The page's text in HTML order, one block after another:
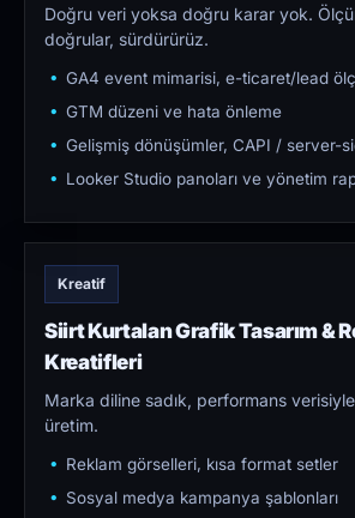
Doğru veri yoksa doğru karar yok.
doğrular, sürdürürüz.
GA4 event mimarisi, e-ticaret/lead
GTM düzeni ve hata önleme
Gelişmiş dönüşümler, CAPI / server-
Looker Studio panoları ve yönetim
Kreatif
Siirt Kurtalan Grafik Tasarım &
Kreatifleri
Marka diline sadık, performans
üretim.
Reklam görselleri, kısa format setler
Sosyal medya kampanya şablonları